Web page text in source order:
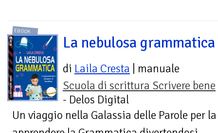
EBOOK
La nebulosa grammatica
di Laila Cresta | manuale
Scuola di scrittura Scrivere bene
- Delos Digital
Un viaggio nella Galassia delle Parole per